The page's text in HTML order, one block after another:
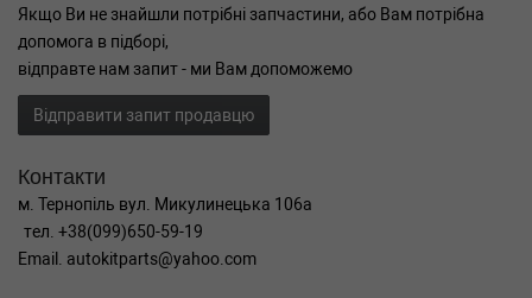
Якщо Ви не знайшли потрібні запчастини, або Вам потрібна
допомога в підборі,
відправте нам запит - ми Вам допоможемо
Відправити запит продавцю
Контакти
м. Тернопіль вул. Микулинецька 106а
тел. +38(099)650-59-19
Email. autokitparts@yahoo.com